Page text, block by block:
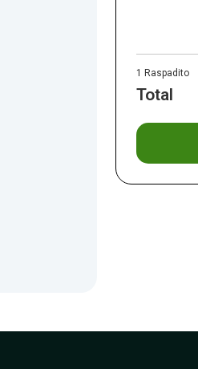
1 Raspadito
Total